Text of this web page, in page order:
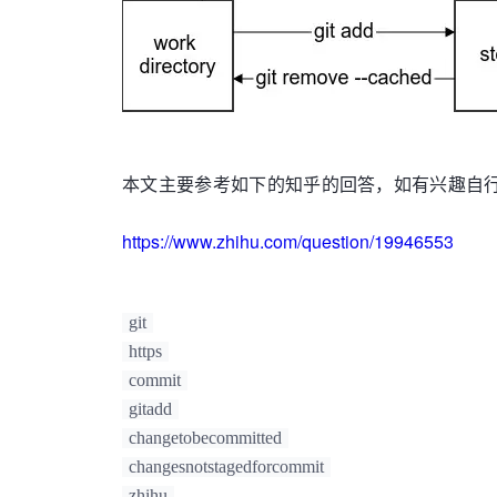
本文主要参考如下的知乎的回答，如有兴趣自
https://www.zhihu.com/question/19946553
git
https
commit
gitadd
changetobecommitted
changesnotstagedforcommit